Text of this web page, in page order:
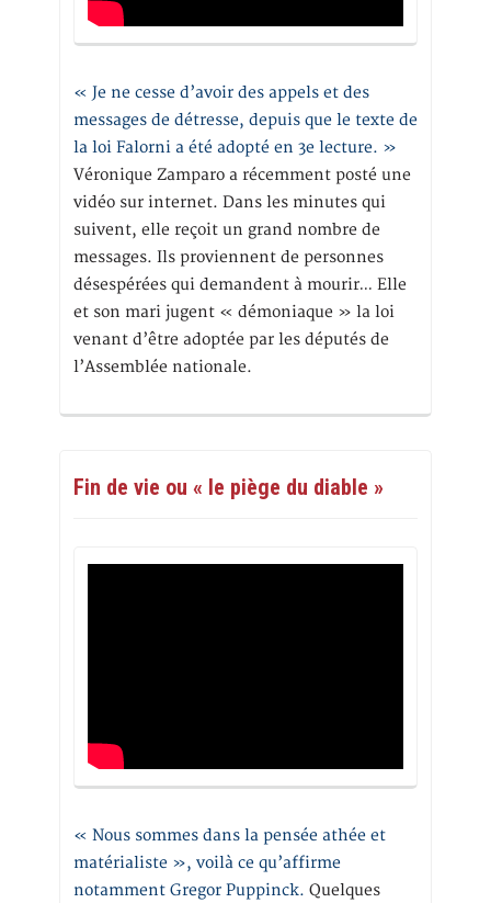
« Je ne cesse d’avoir des appels et des
messages de détresse, depuis que le texte de
la loi Falorni a été adopté en 3e lecture. »
Véronique Zamparo a récemment posté une
vidéo sur internet. Dans les minutes qui
suivent, elle reçoit un grand nombre de
messages. Ils proviennent de personnes
désespérées qui demandent à mourir… Elle
et son mari jugent « démoniaque » la loi
venant d’être adoptée par les députés de
l’Assemblée nationale.
Fin de vie ou « le piège du diable »
« Nous sommes dans la pensée athée et
matérialiste », voilà ce qu’affirme
notamment Gregor Puppinck. Quelques